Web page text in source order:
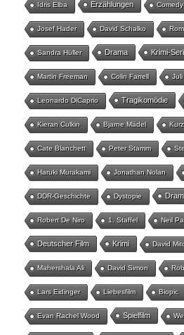
Idris Elba Erzählungen
Josef Hader David Schalko
Sandra Hüller Drama Krimi-
Martin Freeman Colin Farrell
Leonardo DiCaprio Tragikomödie
Kieran Culkin Bjarne Mädel
Cate Blanchett Peter Stamm
Haruki Murakami Jonathan Nolan
DDR-Geschichte Dystopie
Robert De Niro 1. Staffel Neil
Deutscher Film Krimi David
Mahershala Ali David Simon
Lars Eidinger Liebesfilm Biopic
Evan Rachel Wood Spielfilm